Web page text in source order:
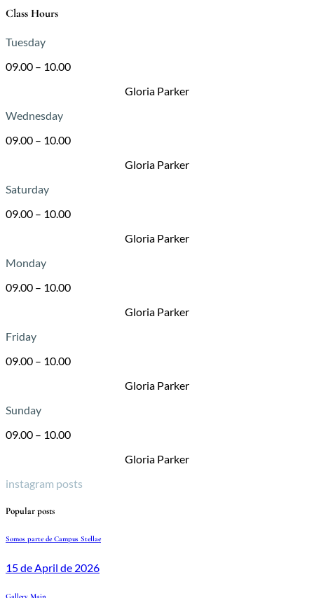
Class Hours
Tuesday
09.00 – 10.00
Gloria Parker
Wednesday
09.00 – 10.00
Gloria Parker
Saturday
09.00 – 10.00
Gloria Parker
Monday
09.00 – 10.00
Gloria Parker
Friday
09.00 – 10.00
Gloria Parker
Sunday
09.00 – 10.00
Gloria Parker
instagram posts
Popular posts
Somos parte de Campus Stellae
15 de April de 2026